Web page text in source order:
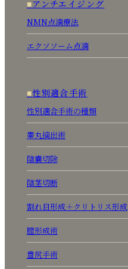
アンチエイジング
NMN点滴療法
エクソソーム点滴
性別適合手術
性別適合手術の種類
睾丸摘出術
陰嚢切除
陰茎切断
割れ目形成＋クリトリス形成
膣形成術
豊尻手術